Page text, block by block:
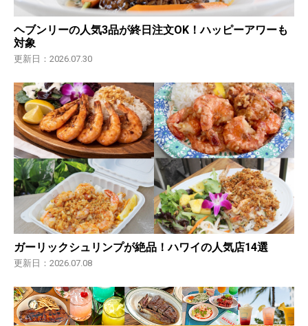
ヘブンリーの人気3品が終日注文OK！ハッピーアワーも
対象
更新日：2026.07.30
ガーリックシュリンプが絶品！ハワイの人気店14選
更新日：2026.07.08